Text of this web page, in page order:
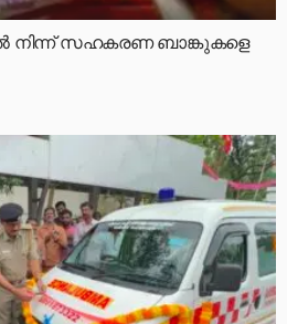
നിന്ന് സഹകരണ ബാങ്കുകളെ